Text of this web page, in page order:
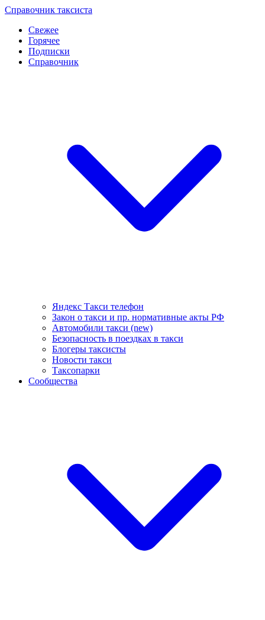
Перейти
контенту
Справочник таксиста
Свежее
Горячее
Подписки
Справочник
Яндекс Такси телефон
Закон о такси и пр. нормативные акты РФ
Автомобили такси (new)
Безопасность в поездках в такси
Блогеры таксисты
Новости такси
Таксопарки
Сообщества